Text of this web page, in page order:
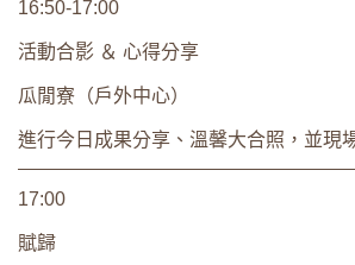
16:50-17:00
活動合影 ＆ 心得分享
瓜閒寮（戶外中心）
進行今日成果分享、溫馨大合照，並現
17:00
賦歸